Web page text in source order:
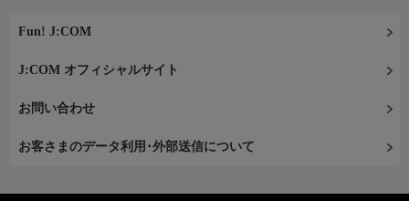
Fun! J:COM
J:COM オフィシャルサイト
お問い合わせ
お客さまのデータ利用･外部送信について